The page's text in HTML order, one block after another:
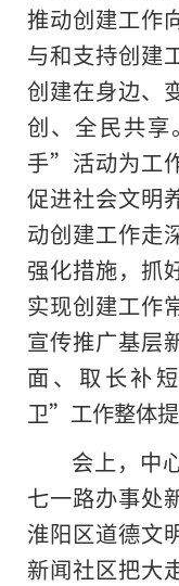
推动创建工作
与和支持创建
创建在身边、
创、全民共
手”活动为工
促进社会文明
动创建工作走
强化措施，抓
实现创建工作
宣传推广基层
面、取长补
卫”工作整体提
会上，中
七一路办事处
淮阳区道德文
新闻社区把大